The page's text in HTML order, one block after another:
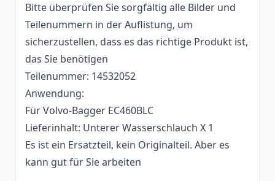
Bitte überprüfen Sie sorgfältig alle Bilder und
Teilenummern in der Auflistung, um
sicherzustellen, dass es das richtige Produkt ist,
das Sie benötigen
Teilenummer: 14532052
Anwendung:
Für Volvo-Bagger EC460BLC
Lieferinhalt: Unterer Wasserschlauch X 1
Es ist ein Ersatzteil, kein Originalteil. Aber es
kann gut für Sie arbeiten